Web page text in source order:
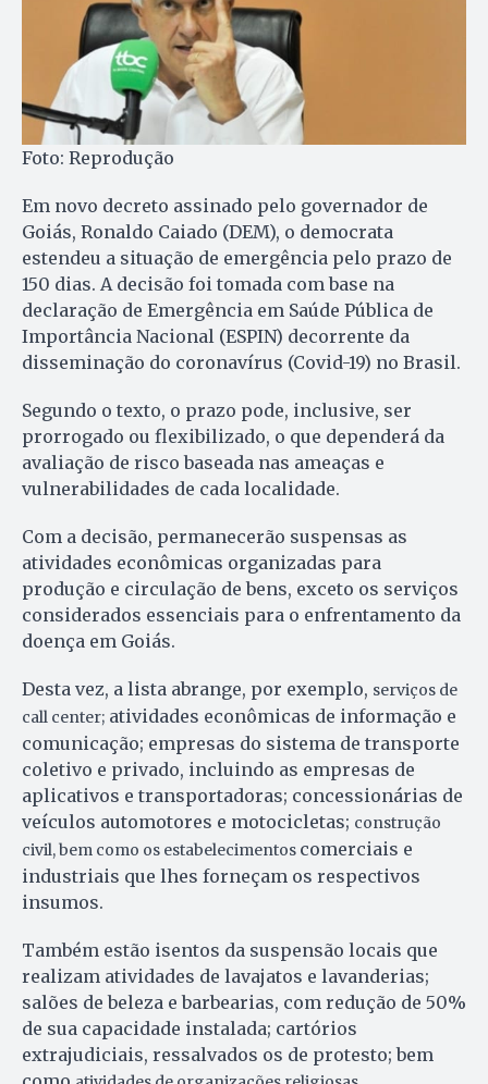
Foto: Reprodução
Em novo decreto assinado pelo governador de
Goiás, Ronaldo Caiado (DEM), o democrata
estendeu a situação de emergência pelo prazo de
150 dias. A decisão foi tomada com base na
declaração de Emergência em Saúde Pública de
Importância Nacional (ESPIN) decorrente da
disseminação do coronavírus (Covid-19) no Brasil.
Segundo o texto, o prazo pode, inclusive, ser
prorrogado ou flexibilizado, o que dependerá da
avaliação de risco baseada nas ameaças e
vulnerabilidades de cada localidade.
Com a decisão, permanecerão suspensas as
atividades econômicas organizadas para
produção e circulação de bens, exceto os serviços
considerados essenciais para o enfrentamento da
doença em Goiás.
Desta vez, a lista abrange, por exemplo, serviços de
call center; atividades econômicas de informação e
comunicação; empresas do sistema de transporte
coletivo e privado, incluindo as empresas de
aplicativos e transportadoras; concessionárias de
veículos automotores e motocicletas; construção
civil, bem como os estabelecimentos comerciais e
industriais que lhes forneçam os respectivos
insumos.
Também estão isentos da suspensão locais que
realizam atividades de lavajatos e lavanderias;
salões de beleza e barbearias, com redução de 50%
de sua capacidade instalada; cartórios
extrajudiciais, ressalvados os de protesto; bem